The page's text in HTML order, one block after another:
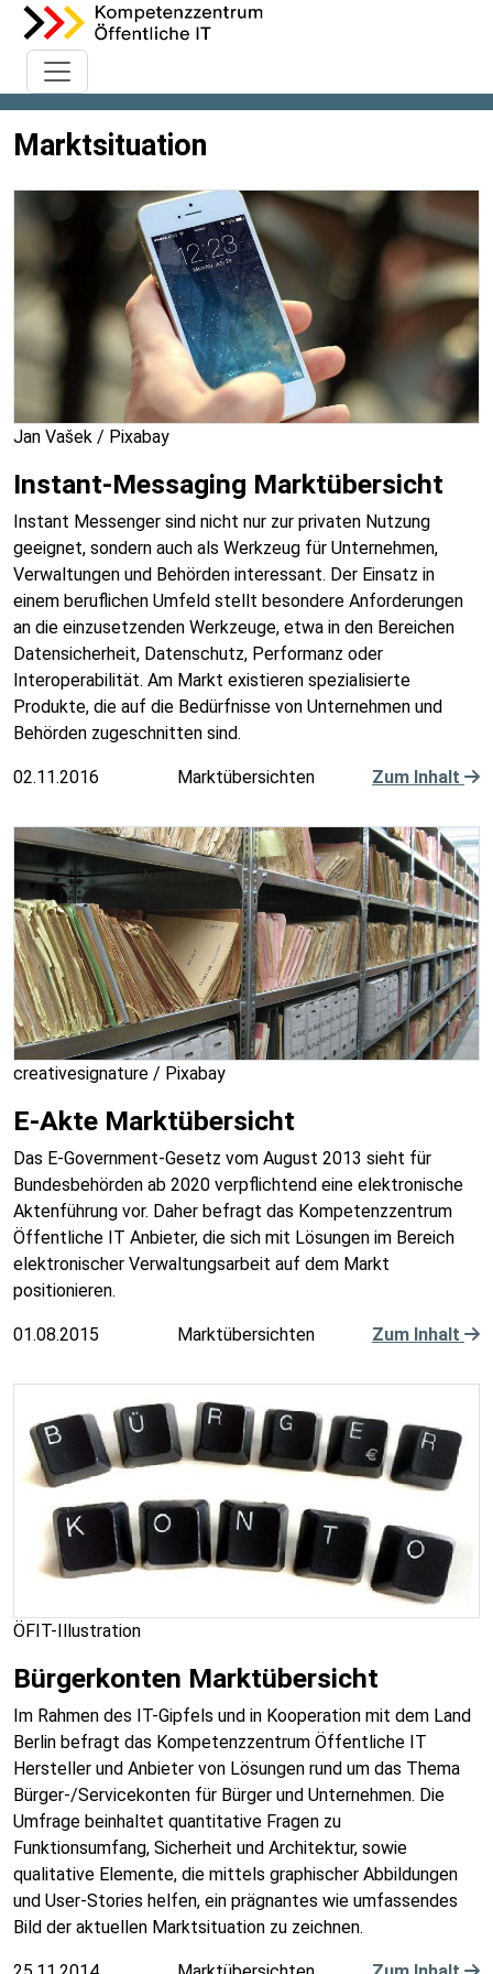
Marktsituation
Jan Vašek / Pixabay
Instant-Messaging Marktübersicht
Instant Messenger sind nicht nur zur privaten Nutzung
geeignet, sondern auch als Werkzeug für Unternehmen,
Verwaltungen und Behörden interessant. Der Einsatz in
einem beruflichen Umfeld stellt besondere Anforderungen
an die einzusetzenden Werkzeuge, etwa in den Bereichen
Datensicherheit, Datenschutz, Performanz oder
Interoperabilität. Am Markt existieren spezialisierte
Produkte, die auf die Bedürfnisse von Unternehmen und
Behörden zugeschnitten sind.
02.11.2016 Marktübersichten Zum Inhalt
creativesignature / Pixabay
E-Akte Marktübersicht
Das E-Government-Gesetz vom August 2013 sieht für
Bundesbehörden ab 2020 verpflichtend eine elektronische
Aktenführung vor. Daher befragt das Kompetenzzentrum
Öffentliche IT Anbieter, die sich mit Lösungen im Bereich
elektronischer Verwaltungsarbeit auf dem Markt
positionieren.
01.08.2015 Marktübersichten Zum Inhalt
ÖFIT-Illustration
Bürgerkonten Marktübersicht
Im Rahmen des IT-Gipfels und in Kooperation mit dem Land
Berlin befragt das Kompetenzzentrum Öffentliche IT
Hersteller und Anbieter von Lösungen rund um das Thema
Bürger-/Servicekonten für Bürger und Unternehmen. Die
Umfrage beinhaltet quantitative Fragen zu
Funktionsumfang, Sicherheit und Architektur, sowie
qualitative Elemente, die mittels graphischer Abbildungen
und User-Stories helfen, ein prägnantes wie umfassendes
Bild der aktuellen Marktsituation zu zeichnen.